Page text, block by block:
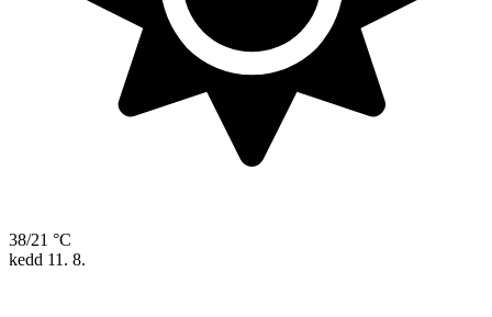
38/21 °C
kedd 11. 8.